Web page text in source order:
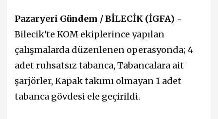
Pazaryeri Gündem / BİLECİK (İGFA) -
Bilecik'te KOM ekiplerince yapılan
çalışmalarda düzenlenen operasyonda; 4
adet ruhsatsız tabanca, Tabancalara ait
şarjörler, Kapak takımı olmayan 1 adet
tabanca gövdesi ele geçirildi.